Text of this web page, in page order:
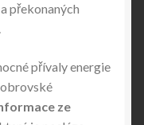
překonaných
přívaly energie
ze